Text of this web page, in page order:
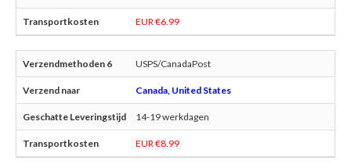
EUR €6.99
USPS/CanadaPost
Canada, United States
14-19 werkdagen
EUR €8.99